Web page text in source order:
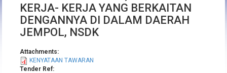
KERJA- KERJA YANG BERKAITAN
DENGANNYA DI DALAM DAERAH
JEMPOL, NSDK
Attachments:
KENYATAAN TAWARAN
Tender Ref: